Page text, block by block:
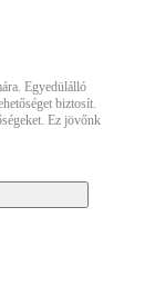
Egyedülálló
biztosít.
Ez jövőnk